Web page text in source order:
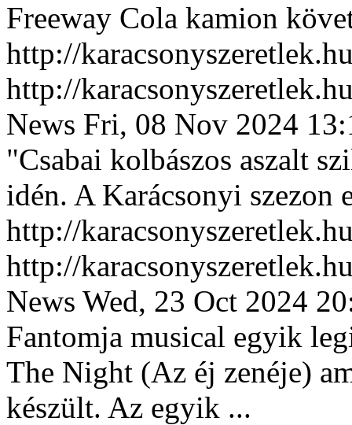
Freeway Cola kamion
http://
http://
News Fri, 08 Nov 2024
"Csabai kolbászos aszalt
idén. A Karácsonyi szezon
http://
http://
News Wed, 23 Oct 2024
Fantomja musical egyik
The Night (Az éj zenéje)
készült. Az egyik ...